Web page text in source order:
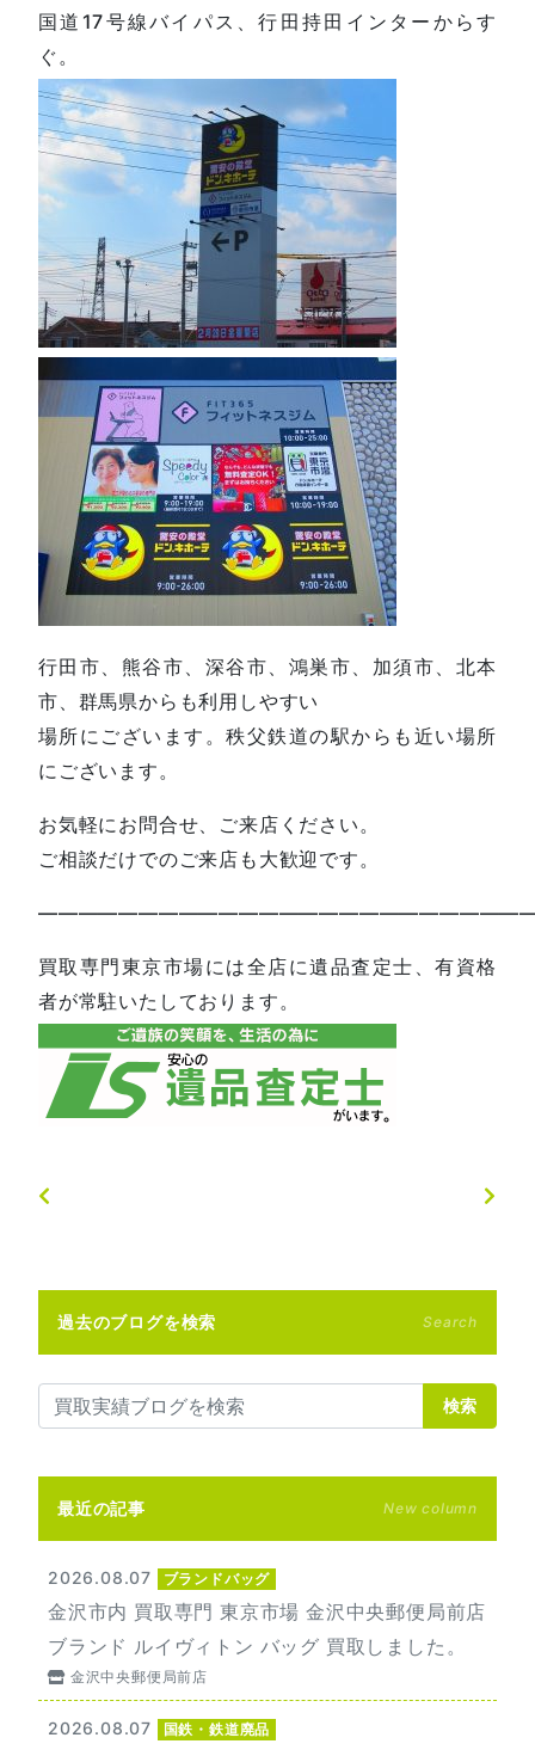
国道17号線バイパス、行田持田インターからす
ぐ。
行田市、熊谷市、深谷市、鴻巣市、加須市、北本
市、群馬県からも利用しやすい
場所にございます。秩父鉄道の駅からも近い場所
にございます。
お気軽にお問合せ、ご来店ください。
ご相談だけでのご来店も大歓迎です。
買取専門東京市場には全店に遺品査定士、有資格
者が常駐いたしております。
過去のブログを検索 Search
検索
最近の記事 New column
2026.08.07 ブランドバッグ
金沢市内 買取専門 東京市場 金沢中央郵便局前店
ブランド ルイヴィトン バッグ 買取しました。
金沢中央郵便局前店
2026.08.07 国鉄・鉄道廃品